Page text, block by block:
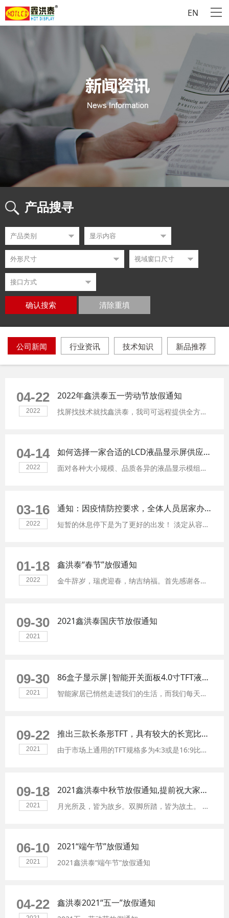
EN
产品搜寻
确认搜索 清除重填
公司新闻 行业资讯 技术知识 新品推荐
04-22
2022
2022年鑫洪泰五一劳动节放假通知
找屏找技术就找鑫洪泰，我司可远程提供全方位的液晶显示模组、TFT显示屏、LCD显示屏的相关技术支持。
04-14
2022
如何选择一家合适的LCD液晶显示屏供应商？以下信息可供参考。
面对各种大小规模、品质各异的液晶显示模组厂家，我们该如何选择一家合适的LCD液晶显示屏供应商？以下信息可供参考。
03-16
2022
通知：因疫情防控要求，全体人员居家办公一周
短暂的休息停下是为了更好的出发！ 淡定从容、共克时艰，深圳加油！东莞加油！ 我们的技术工程师可以远程提供全方位的液晶显示模组、TFT显示屏、LCD显示屏的相关技术支持。
01-18
2022
鑫洪泰“春节”放假通知
金牛辞岁，瑞虎迎春，纳吉纳福。首先感谢各大企业一直以来对鑫洪泰的支持与配合，亦盼来年合作共赢！
09-30
2021
2021鑫洪泰国庆节放假通知
09-30
2021
86盒子显示屏|智能开关面板4.0寸TFT液晶显示屏|高清|全视角IPS屏|高亮可配电容触摸屏面板
智能家居已悄然走进我们的生活，而我们每天必须接触的开关面板也需要由物理按键更新为智能显示触摸面板。因此，鑫洪泰HOTLCD最新推出两款智能86盒子专用TFT方形显示屏，采用全视角IPS工艺，可完美清晰显示各项智能开关UI，配上电容触摸，触控毫秒级响应，造就流畅触感。
09-22
2021
推出三款长条形TFT，具有较大的长宽比，同屏展示面更宽广的优势
由于市场上通用的TFT规格多为4:3或是16:9比例，很难满足一些长条形显示界面终端产品需要。因此，鑫洪泰HTOLCD研发团队设计出三款长条型TFT来适用于各种长条形显示界面终端产品（如：POS设备, 家电音响, 广告仪器, 服务器产品）等特殊尺寸应用。目前推出尺寸有3.0吋、7.0吋、7.84吋。
09-18
2021
2021鑫洪泰中秋节放假通知,提前祝大家中秋节快乐！
月光所及，皆为故乡。双脚所踏，皆为故土。 祝远在他乡作故乡的鑫洪泰人中秋节快乐！
06-10
2021
2021“端午节”放假通知
2021鑫洪泰“端午节“放假通知
04-22 鑫洪泰2021“五一”放假通知